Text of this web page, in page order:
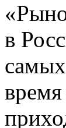
в